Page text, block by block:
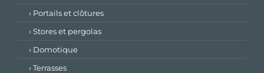
› Portails et clôtures
› Stores et pergolas
› Domotique
› Terrasses